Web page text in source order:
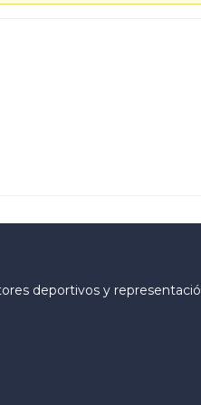
deportivos y